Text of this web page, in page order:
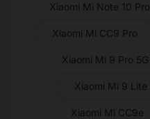
Xiaomi Mi Note 10 Pro
Xiaomi Mi CC9 Pro
Xiaomi Mi 9 Pro 5G
Xiaomi Mi 9 Lite
Xiaomi Mi CC9e